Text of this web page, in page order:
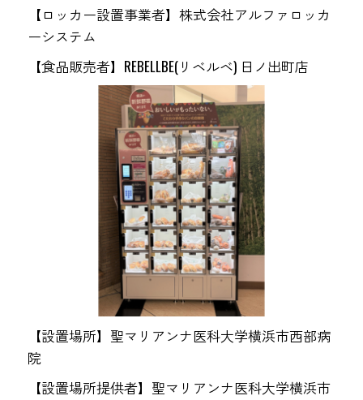
【ロッカー設置事業者】株式会社アルファロッカ
ーシステム
【食品販売者】REBELLBE(リベルベ) 日ノ出町店
【設置場所】聖マリアンナ医科大学横浜市西部病
院
【設置場所提供者】聖マリアンナ医科大学横浜市